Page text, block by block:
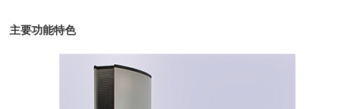
主要功能特色